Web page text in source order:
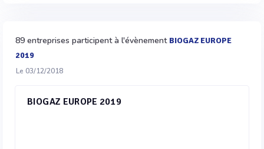
89 entreprises participent à l'évènement BIOGAZ EUROPE
2019
Le 03/12/2018
BIOGAZ EUROPE 2019